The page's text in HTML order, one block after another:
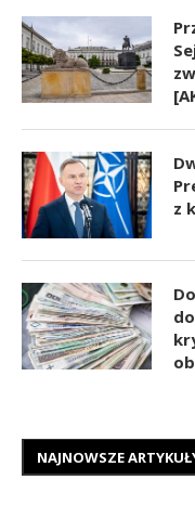
z
NAJNOWSZE